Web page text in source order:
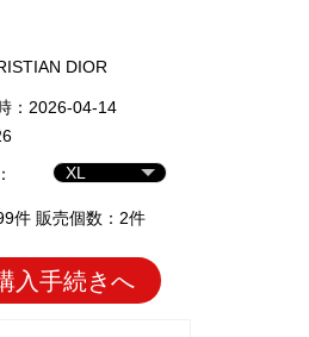
DIOR
：2026-04-14
件 販売個数：2件
入手続きへ